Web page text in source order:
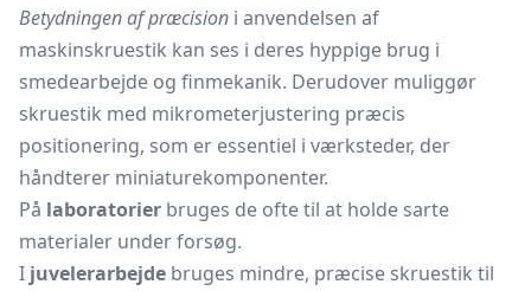
Betydningen af præcision i anvendelsen af
maskinskruestik kan ses i deres hyppige brug i
smedearbejde og finmekanik. Derudover muliggør
skruestik med mikrometerjustering præcis
positionering, som er essentiel i værksteder, der
håndterer miniaturekomponenter.
På laboratorier bruges de ofte til at holde sarte
materialer under forsøg.
I juvelerarbejde bruges mindre, præcise skruestik til